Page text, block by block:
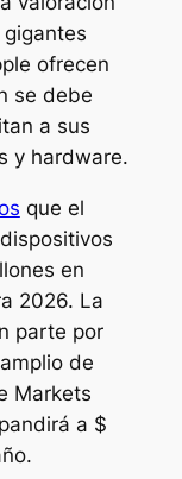
ofrecen
se debe
a sus
y hardware.
que el
en
2026. La
parte por
de
Markets
a $